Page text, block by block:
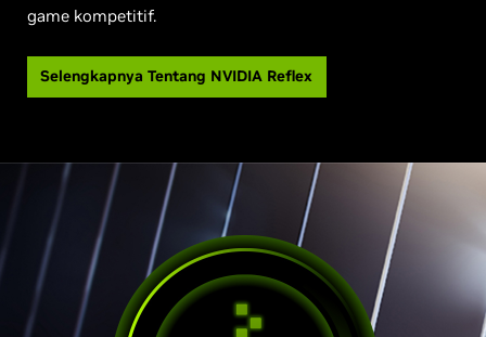
game kompetitif.
Selengkapnya Tentang NVIDIA Reflex